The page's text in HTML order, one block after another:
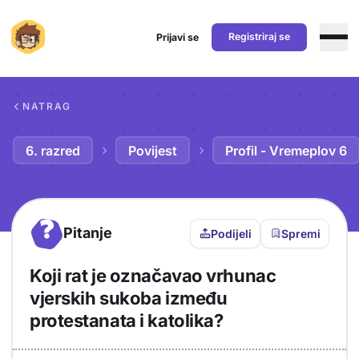
Prijavi se Registriraj se
NATRAG
6. razred Povijest Profil - Vremeplov 6
? Pitanje Podijeli Spremi
Koji rat je označavao vrhunac
vjerskih sukoba između
protestanata i katolika?